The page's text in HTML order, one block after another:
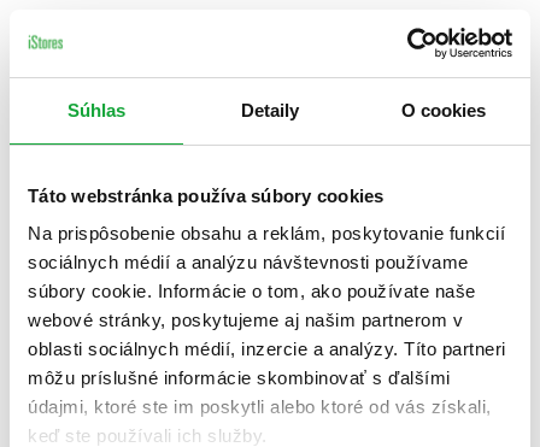
Súhlas Detaily O cookies
Táto webstránka používa súbory cookies
Na prispôsobenie obsahu a reklám, poskytovanie funkcií
sociálnych médií a analýzu návštevnosti používame
súbory cookie. Informácie o tom, ako používate naše
webové stránky, poskytujeme aj našim partnerom v
oblasti sociálnych médií, inzercie a analýzy. Títo partneri
môžu príslušné informácie skombinovať s ďalšími
údajmi, ktoré ste im poskytli alebo ktoré od vás získali,
keď ste používali ich služby.